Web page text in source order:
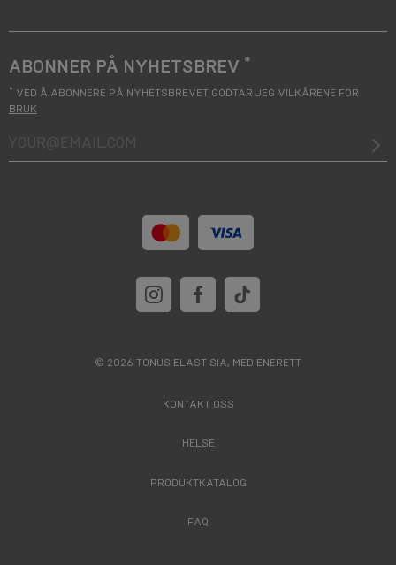
ABONNER PÅ NYHETSBREV *
* VED Å ABONNERE PÅ NYHETSBREVET GODTAR JEG VILKÅRENE FOR
BRUK
your@email.com
© 2026 TONUS ELAST SIA, MED ENERETT
KONTAKT OSS
HELSE
PRODUKTKATALOG
FAQ